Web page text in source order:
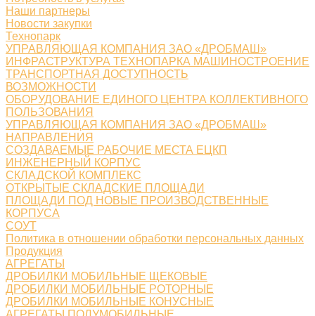
Наши партнеры
Новости закупки
Технопарк
УПРАВЛЯЮЩАЯ КОМПАНИЯ ЗАО «ДРОБМАШ»
ИНФРАСТРУКТУРА ТЕХНОПАРКА МАШИНОСТРОЕНИЕ
ТРАНСПОРТНАЯ ДОСТУПНОСТЬ
ВОЗМОЖНОСТИ
ОБОРУДОВАНИЕ ЕДИНОГО ЦЕНТРА КОЛЛЕКТИВНОГО
ПОЛЬЗОВАНИЯ
УПРАВЛЯЮЩАЯ КОМПАНИЯ ЗАО «ДРОБМАШ»
НАПРАВЛЕНИЯ
СОЗДАВАЕМЫЕ РАБОЧИЕ МЕСТА ЕЦКП
ИНЖЕНЕРНЫЙ КОРПУС
СКЛАДСКОЙ КОМПЛЕКС
ОТКРЫТЫЕ СКЛАДСКИЕ ПЛОЩАДИ
ПЛОЩАДИ ПОД НОВЫЕ ПРОИЗВОДСТВЕННЫЕ
КОРПУСА
СОУТ
Политика в отношении обработки персональных данных
Продукция
АГРЕГАТЫ
ДРОБИЛКИ МОБИЛЬНЫЕ ЩЕКОВЫЕ
ДРОБИЛКИ МОБИЛЬНЫЕ РОТОРНЫЕ
ДРОБИЛКИ МОБИЛЬНЫЕ КОНУСНЫЕ